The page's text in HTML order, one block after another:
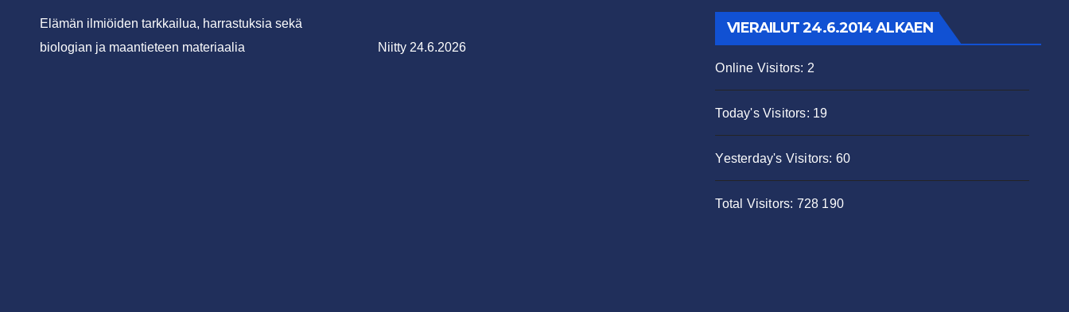
Elämän ilmiöiden tarkkailua, harrastuksia sekä
biologian ja maantieteen materiaalia
Niitty 24.6.2026
VIERAILUT 24.6.2014 ALKAEN
Online Visitors: 2
Today's Visitors: 19
Yesterday's Visitors: 60
Total Visitors: 728 190